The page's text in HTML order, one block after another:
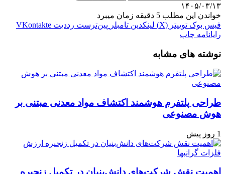
۱۴۰۵/۰۳/۱۳
خواندن این مطلب 5 دقیقه زمان میبرد
فیس بوک توییتر (X) لینکدین ‫تامبلر ‫پین‌ترست ‫رددیت ‫VKontakte
رایانامه چاپ
نوشته های مشابه
طراحی پلتفرم هوشمند اکتشاف مواد معدنی مبتنی بر
هوش مصنوعی
1 روز پیش